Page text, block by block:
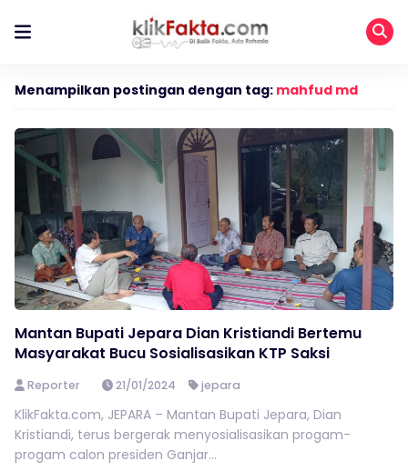
Menampilkan postingan dengan tag: mahfud md
Mantan Bupati Jepara Dian Kristiandi Bertemu
Masyarakat Bucu Sosialisasikan KTP Saksi
Reporter 21/01/2024 jepara
KlikFakta.com, JEPARA – Mantan Bupati Jepara, Dian
Kristiandi, terus bergerak menyosialisasikan progam-
progam calon presiden Ganjar...